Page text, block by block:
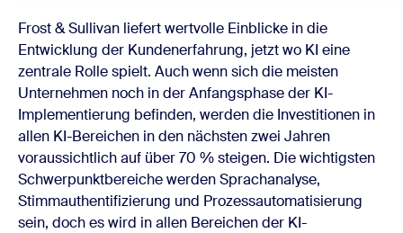
Frost & Sullivan liefert wertvolle Einblicke in die
Entwicklung der Kundenerfahrung, jetzt wo KI eine
zentrale Rolle spielt. Auch wenn sich die meisten
Unternehmen noch in der Anfangsphase der KI-
Implementierung befinden, werden die Investitionen in
allen KI-Bereichen in den nächsten zwei Jahren
voraussichtlich auf über 70 % steigen. Die wichtigsten
Schwerpunktbereiche werden Sprachanalyse,
Stimmauthentifizierung und Prozessautomatisierung
sein, doch es wird in allen Bereichen der KI-